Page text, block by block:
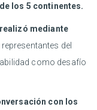
los 5 continentes.
mediante
del
como desafío
con los